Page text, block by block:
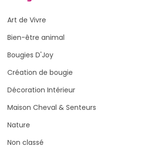
Art de Vivre
Bien-être animal
Bougies D'Joy
Création de bougie
Décoration Intérieur
Maison Cheval & Senteurs
Nature
Non classé